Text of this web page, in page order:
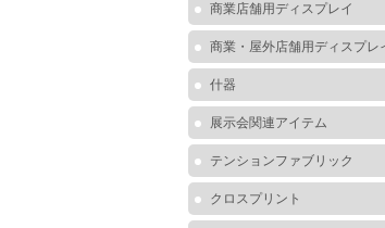
商業店舗用ディスプレイ
商業・屋外店舗用ディスプレ
什器
展示会関連アイテム
テンションファブリック
クロスプリント